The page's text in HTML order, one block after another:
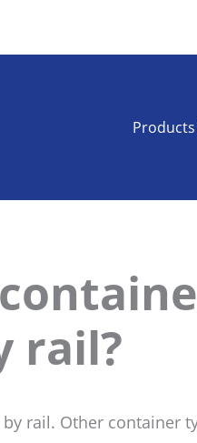
rail?
rail. Other container